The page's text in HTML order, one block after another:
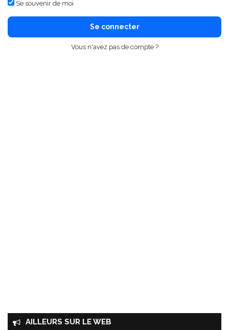
Se souvenir de moi
Se connecter
Vous n'avez pas de compte ?
AILLEURS SUR LE WEB